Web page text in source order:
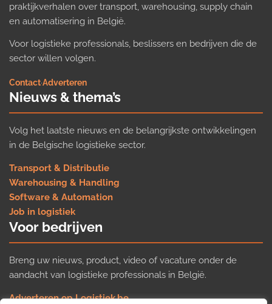
praktijkverhalen over transport, warehousing, supply chain
en automatisering in België.
Voor logistieke professionals, beslissers en bedrijven die de
sector willen volgen.
Contact·Adverteren
Nieuws & thema’s
Volg het laatste nieuws en de belangrijkste ontwikkelingen
in de Belgische logistieke sector.
Transport & Distributie
Warehousing & Handling
Software & Automation
Job in logistiek
Voor bedrijven
Breng uw nieuws, product, video of vacature onder de
aandacht van logistieke professionals in België.
Adverteren op Logistiek.be